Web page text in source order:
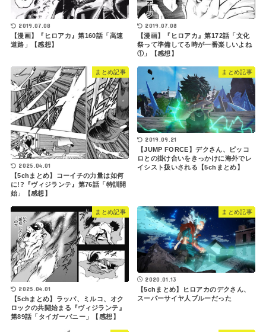
2019.07.08
【漫画】『ヒロアカ』第160話「高速
道路」【感想】
2019.07.08
【漫画】『ヒロアカ』第172話「文化
祭って準備してる時が一番楽しいよね
①」【感想】
まとめ記事
2025.04.01
【5chまとめ】コーイチの力量は如何
に!?『ヴィジランテ』第76話「特訓開
始」【感想】
まとめ記事
2019.09.21
【JUMP FORCE】デクさん、ピッコ
ロとの掛け合いをきっかけに海外でレ
イシスト扱いされる【5chまとめ】
まとめ記事
2025.04.01
【5chまとめ】ラッパ、ミルコ、オク
ロックの共闘始まる『ヴィジランテ』
第89話「タイガーバニー」【感想】
まとめ記事
2020.01.13
【5chまとめ】ヒロアカのデクさん、
スーパーサイヤ人ブルーだった